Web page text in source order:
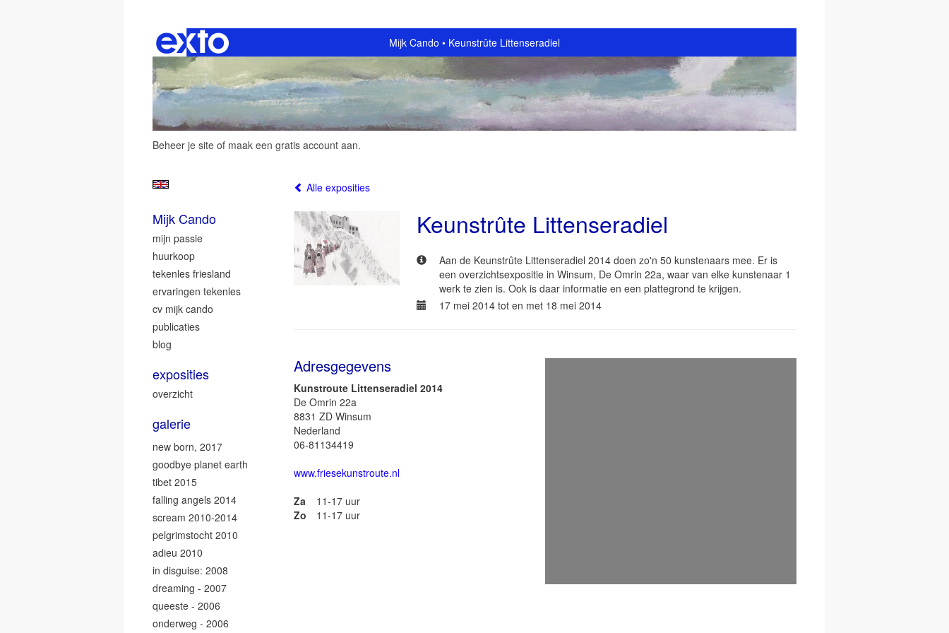
Mijk Cando Keunstrûte Littenseradiel
Beheer je site of maak een gratis account aan.
Alle exposities
Keunstrûte Littenseradiel
Aan de Keunstrûte Littenseradiel 2014 doen zo'n 50 kunstenaars mee. Er is
een overzichtsexpositie in Winsum, De Omrin 22a, waar van elke kunstenaar 1
werk te zien is. Ook is daar informatie en een plattegrond te krijgen.
17 mei 2014 tot en met 18 mei 2014
Adresgegevens
Kunstroute Littenseradiel 2014
De Omrin 22a
8831 ZD Winsum
Nederland
06-81134419
www.friesekunstroute.nl
Za
11-17 uur
Zo
11-17 uur
Mijk Cando
mijn passie
huurkoop
tekenles friesland
ervaringen tekenles
cv mijk cando
publicaties
blog
exposities
overzicht
galerie
new born, 2017
goodbye planet earth
tibet 2015
falling angels 2014
scream 2010-2014
pelgrimstocht 2010
adieu 2010
in disguise: 2008
dreaming - 2007
queeste - 2006
onderweg - 2006